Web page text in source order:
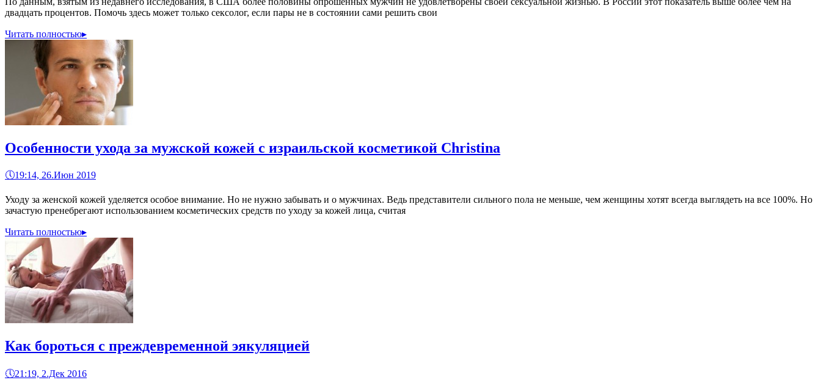
двадцать процентов. Помочь здесь может только сексолог, если пары не в состоянии сами решить свои
Читать полностью▸
Особенности ухода за мужской кожей с израильской косметикой Christina
🕔19:14, 26.Июн 2019
Уходу за женской кожей уделяется особое внимание. Но не нужно забывать и о мужчинах. Ведь представители сильного пола не меньше, чем женщины хотят всегда выглядеть на все 100%. Но
зачастую пренебрегают использованием косметических средств по уходу за кожей лица, считая
Читать полностью▸
Как бороться с преждевременной эякуляцией
🕔21:19, 2.Дек 2016